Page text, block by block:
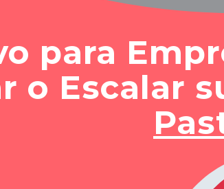
para
o Escalar